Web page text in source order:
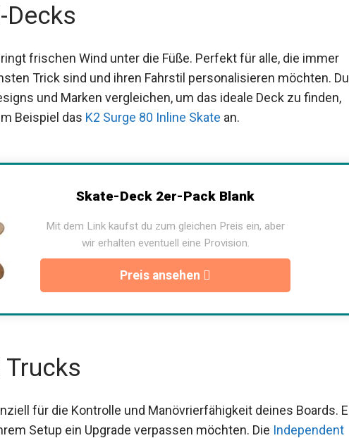
frischen Wind unter die Füße. Perfekt für alle, die immer
Trick sind und ihren Fahrstil personalisieren möchten. Du
und Marken vergleichen, um das ideale Deck zu finden,
Beispiel das K2 Surge 80 Inline Skate an.
Skate-Deck 2er-Pack Blank
Mit dem Link kaufst du zum gleichen Preis ein, aber
wir erhalten eventuell eine Provision.
Preis ansehen
für die Kontrolle und Manövrierfähigkeit deines Boards.
ihrem Setup ein Upgrade verpassen möchten. Die